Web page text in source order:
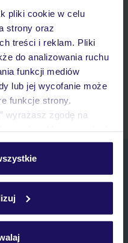
pliki cookie w celu
strony oraz
treści i reklam. Pliki
do analizowania ruchu
funkcji mediów
lub jej wycofanie może
funkcje strony.
wyrażasz zgodę na
w zakładkę
cookie znajdziesz
TUI
ofert
ich udostępniania
ofert
o Twojej rezerwacji w